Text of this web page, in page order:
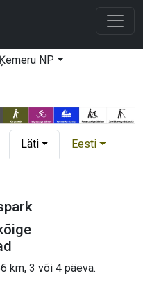
NP
Läti Eesti
km, 3 või 4 päeva.